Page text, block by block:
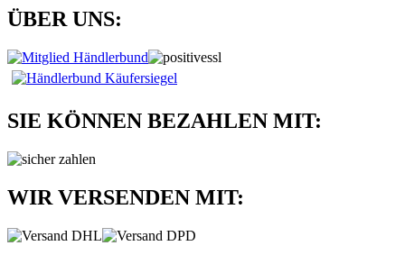
ÜBER UNS:
SIE KÖNNEN BEZAHLEN MIT:
WIR VERSENDEN MIT: